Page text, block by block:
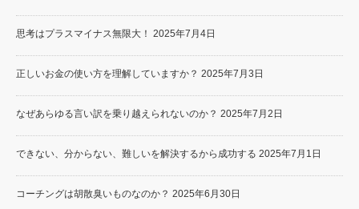
思考はプラスマイナス無限大！ 2025年7月4日
正しいお金の使い方を理解していますか？ 2025年7月3日
なぜあらゆる言い訳を乗り越えられないのか？ 2025年7月2日
できない、分からない、難しいを解決するから成功する 2025年7月1日
コーチングは胡散臭いものなのか？ 2025年6月30日